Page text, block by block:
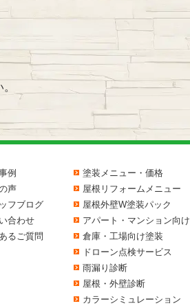
例
声
フブログ
合わせ
るご質問
塗装メニュー・価格
屋根リフォームメニュー
屋根外壁W塗装パック
アパート・マンション向け
倉庫・工場向け塗装
ドローン点検サービス
雨漏り診断
屋根・外壁診断
カラーシミュレーション